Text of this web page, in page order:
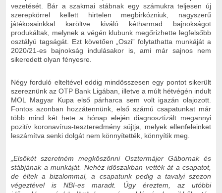
vezetését. Bár a szakmai stábnak egy számukra teljesen új
szerepkörrel kellett hirtelen megbirkózniuk, nagyszerű
játékosainkkal karöltve kiváló kétharmad bajnokságot
produkáltak, melynek a végén klubunk megőrizhette legfelsőbb
osztályú tagságát. Ezt követően „Oszi” folytathatta munkáját a
2020/21-es bajnokság indulásakor is, ami már sajnos nem
sikeredett olyan fényesre.
Négy forduló elteltével eddig mindösszesen egy pontot sikerült
szereznünk az OTP Bank Ligában, illetve a múlt hétvégén indult
MOL Magyar Kupa első párharca sem volt igazán olajozott.
Fontos azonban hozzátennünk, első számú csapatunkat már
több mind két hete a hónap elején diagnosztizált megannyi
pozitív koronavírus-teszteredmény sújtja, melyek ellenfeleinket
leszámítva senki dolgát nem könnyítették, könnyítik meg.
„Elsőkét szeretném megköszönni Osztermájer Gábornak és
stábjának a munkáját. Nehéz időszakban vették át a csapatot,
de éltek a bizalommal, a csapatunk pedig a tavalyi szezon
végeztével is NBI-es maradt. Úgy éreztem, az utóbbi